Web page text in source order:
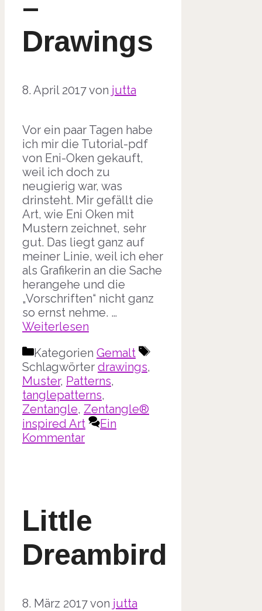
–
Drawings
8. April 2017von jutta
Vor ein paar Tagen habe
ich mir die Tutorial-pdf
von Eni-Oken gekauft,
weil ich doch zu
neugierig war, was
drinsteht. Mir gefällt die
Art, wie Eni Oken mit
Mustern zeichnet, sehr
gut. Das liegt ganz auf
meiner Linie, weil ich eher
als Grafikerin an die Sache
herangehe und die
„Vorschriften“ nicht ganz
so ernst nehme. …
Weiterlesen
Kategorien Gemalt
Schlagwörter drawings,
Muster, Patterns,
tanglepatterns,
Zentangle, Zentangle®
inspired Art
Ein
Kommentar
Little
Dreambird
8. März 2017von jutta